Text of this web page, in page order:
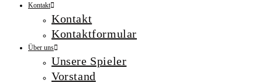
Kontakt
Kontakt
Kontaktformular
Über uns
Unsere Spieler
Vorstand